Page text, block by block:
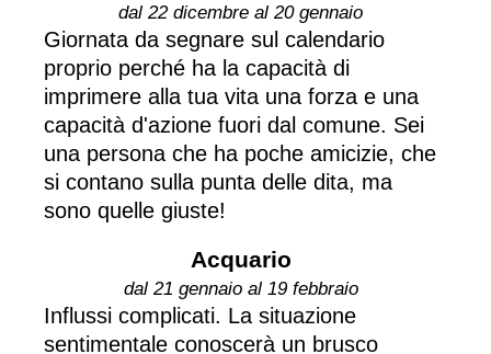
dal 22 dicembre al 20 gennaio
Giornata da segnare sul calendario
proprio perché ha la capacità di
imprimere alla tua vita una forza e una
capacità d'azione fuori dal comune. Sei
una persona che ha poche amicizie, che
si contano sulla punta delle dita, ma
sono quelle giuste!
Acquario
dal 21 gennaio al 19 febbraio
Influssi complicati. La situazione
sentimentale conoscerà un brusco